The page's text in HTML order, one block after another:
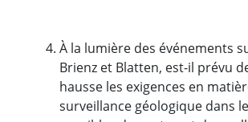
À la lumière des événements
Brienz et Blatten, est-il prévu
hausse les exigences en
surveillance géologique dans